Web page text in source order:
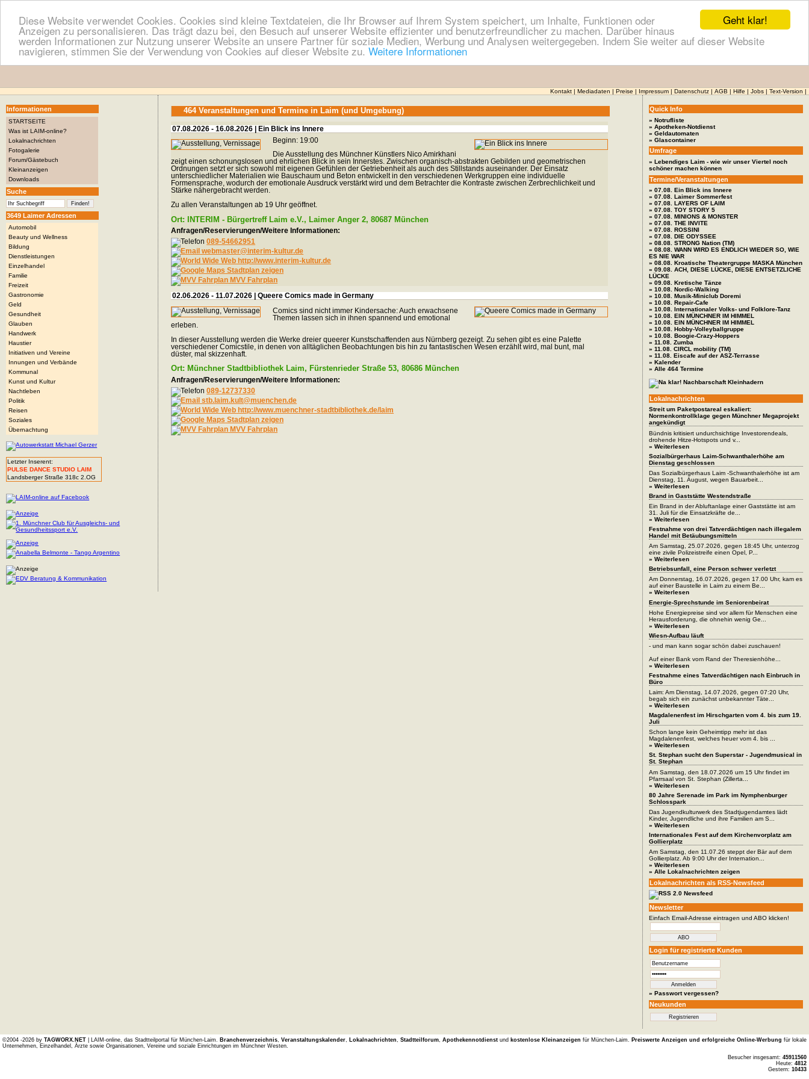
Geht klar!
Diese Website verwendet Cookies. Cookies sind kleine Textdateien, die Ihr Browser auf Ihrem System speichert, um Inhalte, Funktionen oder
Anzeigen zu personalisieren. Das trägt dazu bei, den Besuch auf unserer Website effizienter und benutzerfreundlicher zu machen. Darüber hinaus
werden Informationen zur Nutzung unserer Website an unsere Partner für soziale Medien, Werbung und Analysen weitergegeben. Indem Sie weiter auf dieser Website
navigieren, stimmen Sie der Verwendung von Cookies auf dieser Website zu. Weitere Informationen
Kontakt Mediadaten Preise Impressum Datenschutz AGB Hilfe Jobs Text-Version
Informationen
STARTSEITE
Was ist LAIM-online?
Lokalnachrichten
Fotogalerie
Forum/Gästebuch
Kleinanzeigen
Downloads
Suche
3649 Laimer Adressen
Automobil
Beauty und Wellness
Bildung
Dienstleistungen
Einzelhandel
Familie
Freizeit
Gastronomie
Geld
Gesundheit
Glauben
Handwerk
Haustier
Initiativen und Vereine
Innungen und Verbände
Kommunal
Kunst und Kultur
Nachtleben
Politik
Reisen
Soziales
Übernachtung
Letzter Inserent:
PULSE DANCE STUDIO LAIM
Landsberger Straße 318c 2.OG
464 Veranstaltungen und Termine in Laim (und Umgebung)
07.08.2026 - 16.08.2026 | Ein Blick ins Innere
Beginn: 19:00
Die Ausstellung des Münchner Künstlers Nico Amirkhani
zeigt einen schonungslosen und ehrlichen Blick in sein Innerstes. Zwischen organisch-abstrakten Gebilden und geometrischen
Ordnungen setzt er sich sowohl mit eigenen Gefühlen der Getriebenheit als auch des Stillstands auseinander. Der Einsatz
unterschiedlicher Materialien wie Bauschaum und Beton entwickelt in den verschiedenen Werkgruppen eine individuelle
Formensprache, wodurch der emotionale Ausdruck verstärkt wird und dem Betrachter die Kontraste zwischen Zerbrechlichkeit und
Stärke nähergebracht werden.
Zu allen Veranstaltungen ab 19 Uhr geöffnet.
Ort: INTERIM - Bürgertreff Laim e.V., Laimer Anger 2, 80687 München
Anfragen/Reservierungen/Weitere Informationen:
089-54662951
webmaster@interim-kultur.de
http://www.interim-kultur.de
Stadtplan zeigen
MVV Fahrplan
02.06.2026 - 11.07.2026 | Queere Comics made in Germany
Comics sind nicht immer Kindersache: Auch erwachsene
Themen lassen sich in ihnen spannend und emotional
erleben.
In dieser Ausstellung werden die Werke dreier queerer Kunstschaffenden aus Nürnberg gezeigt. Zu sehen gibt es eine Palette
verschiedener Comicstile, in denen von alltäglichen Beobachtungen bis hin zu fantastischen Wesen erzählt wird, mal bunt, mal
düster, mal skizzenhaft.
Ort: Münchner Stadtbibliothek Laim, Fürstenrieder Straße 53, 80686 München
Anfragen/Reservierungen/Weitere Informationen:
089-12737330
stb.laim.kult@muenchen.de
http://www.muenchner-stadtbibliothek.de/laim
Stadtplan zeigen
MVV Fahrplan
Quick Info
» Notrufliste
» Apotheken-Notdienst
» Geldautomaten
» Glascontainer
Umfrage
» Lebendiges Laim - wie wir unser Viertel noch
schöner machen können
Termine/Veranstaltungen
» 07.08. Ein Blick ins Innere
» 07.08. Laimer Sommerfest
» 07.08. LAYERS OF LAIM
» 07.08. TOY STORY 5
» 07.08. MINIONS & MONSTER
» 07.08. THE INVITE
» 07.08. ROSSINI
» 07.08. DIE ODYSSEE
» 08.08. STRONG Nation (TM)
» 08.08. WANN WIRD ES ENDLICH WIEDER SO, WIE
ES NIE WAR
» 08.08. Kroatische Theatergruppe MASKA München
» 09.08. ACH, DIESE LÜCKE, DIESE ENTSETZLICHE
LÜCKE
» 09.08. Kretische Tänze
» 10.08. Nordic-Walking
» 10.08. Musik-Miniclub Doremi
» 10.08. Repair-Cafe
» 10.08. Internationaler Volks- und Folklore-Tanz
» 10.08. EIN MÜNCHNER IM HIMMEL
» 10.08. EIN MÜNCHNER IM HIMMEL
» 10.08. Hobby-Volleyballgruppe
» 10.08. Boogie-Crazy-Hoppers
» 11.08. Zumba
» 11.08. CIRCL mobility (TM)
» 11.08. Eiscafe auf der ASZ-Terrasse
» Kalender
» Alle 464 Termine
Lokalnachrichten
Streit um Paketpostareal eskaliert:
Normenkontrollklage gegen Münchner Megaprojekt
angekündigt
Bündnis kritisiert undurchsichtige Investorendeals,
drohende Hitze-Hotspots und v...
» Weiterlesen
Sozialbürgerhaus Laim-Schwanthalerhöhe am
Dienstag geschlossen
Das Sozialbürgerhaus Laim -Schwanthalerhöhe ist am
Dienstag, 11. August, wegen Bauarbeit...
» Weiterlesen
Brand in Gaststätte Westendstraße
Ein Brand in der Abluftanlage einer Gaststätte ist am
31. Juli für die Einsatzkräfte de...
» Weiterlesen
Festnahme von drei Tatverdächtigen nach illegalem
Handel mit Betäubungsmitteln
Am Samstag, 25.07.2026, gegen 18:45 Uhr, unterzog
eine zivile Polizeistreife einen Opel, P...
» Weiterlesen
Betriebsunfall, eine Person schwer verletzt
Am Donnerstag, 16.07.2026, gegen 17.00 Uhr, kam es
auf einer Baustelle in Laim zu einem Be...
» Weiterlesen
Energie-Sprechstunde im Seniorenbeirat
Hohe Energiepreise sind vor allem für Menschen eine
Herausforderung, die ohnehin wenig Ge...
» Weiterlesen
Wiesn-Aufbau läuft
- und man kann sogar schön dabei zuschauen!
Auf einer Bank vom Rand der Theresienhöhe...
» Weiterlesen
Festnahme eines Tatverdächtigen nach Einbruch in
Büro
Laim: Am Dienstag, 14.07.2026, gegen 07:20 Uhr,
begab sich ein zunächst unbekannter Täte...
» Weiterlesen
Magdalenenfest im Hirschgarten vom 4. bis zum 19.
Juli
Schon lange kein Geheimtipp mehr ist das
Magdalenenfest, welches heuer vom 4. bis ...
» Weiterlesen
St. Stephan sucht den Superstar - Jugendmusical in
St. Stephan
Am Samstag, den 18.07.2026 um 15 Uhr findet im
Pfarrsaal von St. Stephan (Zillerta...
» Weiterlesen
80 Jahre Serenade im Park im Nymphenburger
Schlosspark
Das Jugendkulturwerk des Stadtjugendamtes lädt
Kinder, Jugendliche und ihre Familien am S...
» Weiterlesen
Internationales Fest auf dem Kirchenvorplatz am
Gollierplatz
Am Samstag, den 11.07.26 steppt der Bär auf dem
Gollierplatz. Ab 9:00 Uhr der Internation...
» Weiterlesen
» Alle Lokalnachrichten zeigen
Lokalnachrichten als RSS-Newsfeed
Newsletter
Einfach Email-Adresse eintragen und ABO klicken!
Login für registrierte Kunden
» Passwort vergessen?
Neukunden
©2004 -2026 by TAGWORX.NET| LAIM-online, das Stadtteilportal für München-Laim. Branchenverzeichnis, Veranstaltungskalender, Lokalnachrichten Stadtteilforum, Apothekennotdienstund kostenlose Kleinanzeigen für München-Laim. Preiswerte Anzeigen und erfolgreiche Online-Werbung für lokale
Unternehmen, Einzelhandel, Ärzte sowie Organisationen, Vereine und soziale Einrichtungen im Münchner Westen.
Besucher insgesamt:45911560
Heute:4812
Gestern:10433